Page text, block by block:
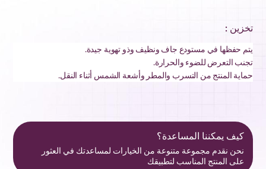
تخزين :
يتم حفظها في مستودع جاف ونظيف وذو تهوية جيدة.
تجنب التعرض للضوء والحرارة.
حماية المنتج من التسرب والمطر وأشعة الشمس أثناء النقل.
كيف يمكننا المساعدة؟
نحن نقدم مجموعة متنوعة من الخيارات لمساعدتك في العثور
على المنتج المناسب لتطبيقك